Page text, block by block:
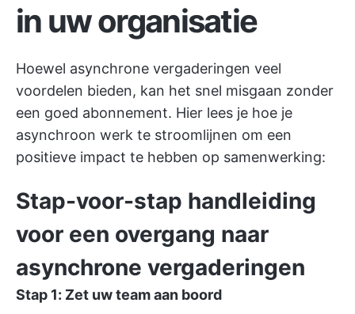
in uw organisatie
Hoewel asynchrone vergaderingen veel
voordelen bieden, kan het snel misgaan zonder
een goed abonnement. Hier lees je hoe je
asynchroon werk te stroomlijnen om een
positieve impact te hebben op samenwerking:
Stap-voor-stap handleiding
voor een overgang naar
asynchrone vergaderingen
Stap 1: Zet uw team aan boord